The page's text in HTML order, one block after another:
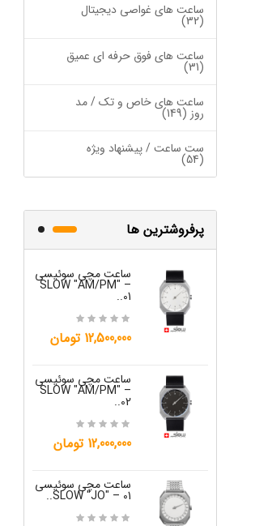
ساعت های غواصی دیجیتال
(32)
ساعت های فوق حرفه ای عمیق
(31)
ساعت های خاص و تک / مد
روز (149)
ست ساعت / پیشنهاد ویژه
(54)
پرفروشترین ها
ساعت مچی سوئیسی
SLOW "AM/PM" –
01..
12,500,000 تومان
ساعت مچی سوئیسی
SLOW "AM/PM" –
02..
12,000,000 تومان
ساعت مچی سوئیسی
SLOW "JO" – 01..